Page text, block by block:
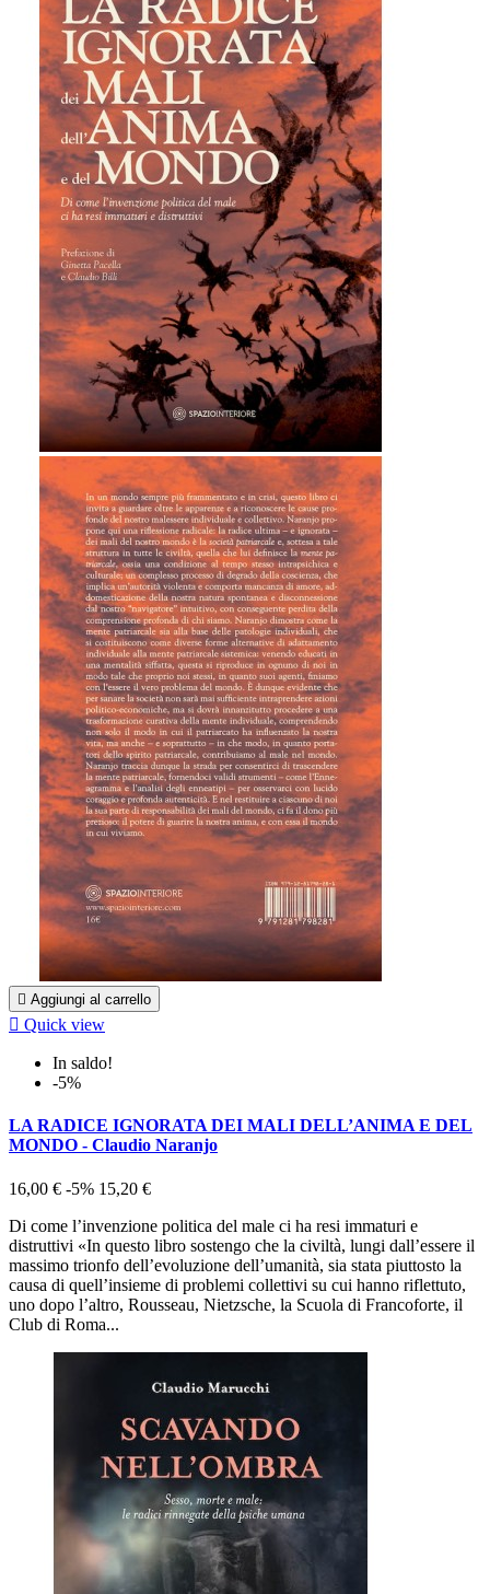
 Aggiungi al carrello
 Quick view
In saldo!
-5%
LA RADICE IGNORATA DEI MALI DELL’ANIMA E DEL
MONDO - Claudio Naranjo
16,00 € -5% 15,20 €
Di come l’invenzione politica del male ci ha resi immaturi e
distruttivi «In questo libro sostengo che la civiltà, lungi dall’essere il
massimo trionfo dell’evoluzione dell’umanità, sia stata piuttosto la
causa di quell’insieme di problemi collettivi su cui hanno riflettuto,
uno dopo l’altro, Rousseau, Nietzsche, la Scuola di Francoforte, il
Club di Roma...